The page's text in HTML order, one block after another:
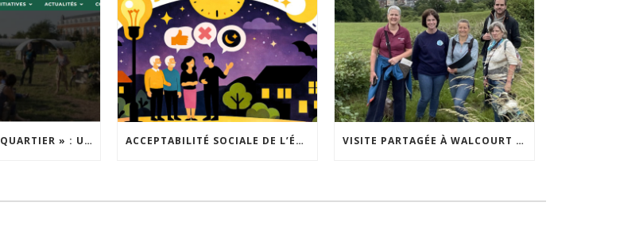
« INSPIRONS LE QUARTIER » : UN NOUVEL APPEL À PROJETS EST LANCÉ ! ACCEPTABILITÉ SOCIALE DE L’ÉCLAIRAGE NOCTURNE : LE REPLAY EST DISPONIBLE VISITE PARTAGÉE À WALCOURT : UNE DÉMARCHE PARTICIPATIVE ANIMÉE PAR ESPACE ENVIRONNEMENT